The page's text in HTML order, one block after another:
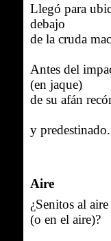
Llegó para
debajo
de la cruda
Antes del
(en jaque)
de su afán
y predestinado.
Aire
¿Senitos al aire
(o en el aire)?